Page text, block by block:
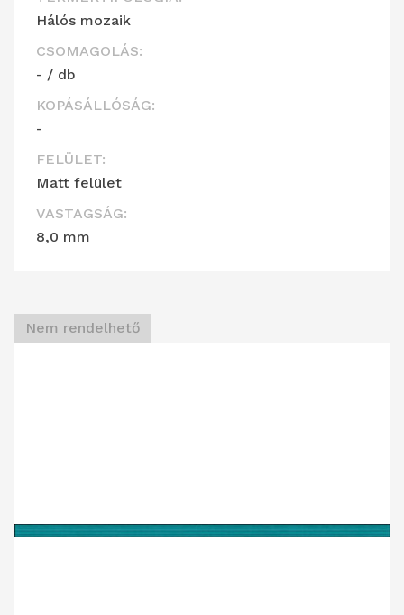
Hálós mozaik
CSOMAGOLÁS:
- / db
KOPÁSÁLLÓSÁG:
-
FELÜLET:
Matt felület
VASTAGSÁG:
8,0 mm
Nem rendelhető